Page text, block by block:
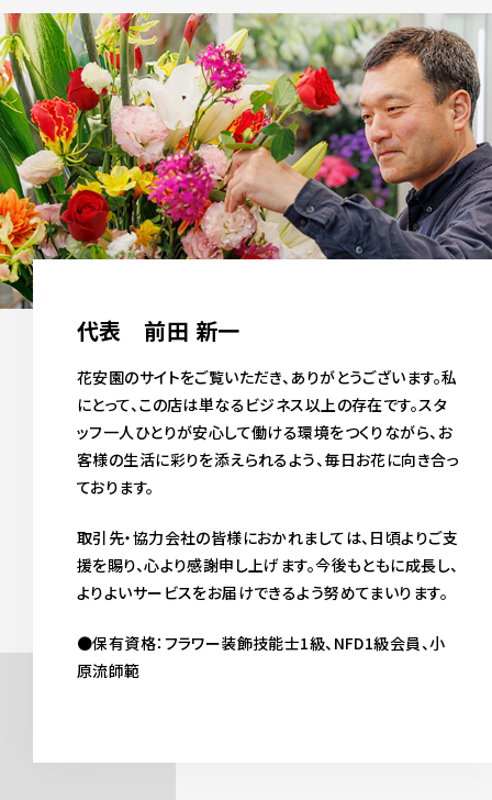
代表 前田 新一
花安園のサイトをご覧いただき、ありがとうございます。私
にとって、この店は単なるビジネス以上の存在です。スタ
ッフ一人ひとりが安心して働ける環境をつくりながら、お
客様の生活に彩りを添えられるよう、毎日お花に向き合っ
ております。
取引先・協力会社の皆様におかれましては、日頃よりご支
援を賜り、心より感謝申し上げます。今後もともに成長し、
よりよいサービスをお届けできるよう努めてまいります。
●保有資格：フラワー装飾技能士1級、NFD1級会員、小
原流師範